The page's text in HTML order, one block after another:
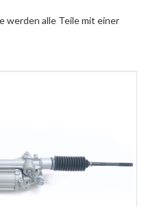
werden alle Teile mit einer